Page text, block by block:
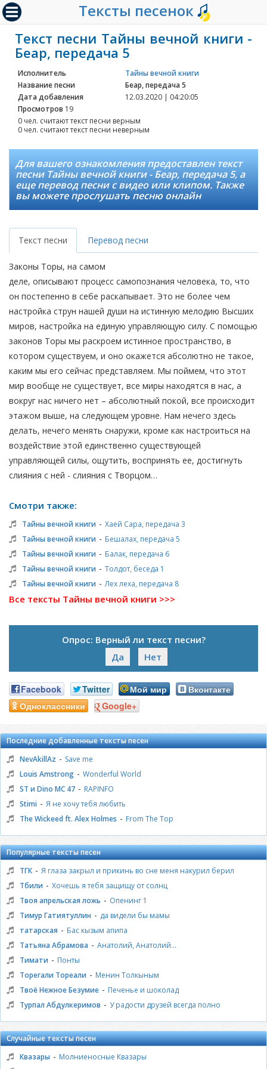
Тексты песенок
Текст песни Тайны вечной книги -
Беар, передача 5
Исполнитель
Тайны вечной книги
Название песни
Беар, передача 5
Дата добавления
12.03.2020 | 04:20:05
Просмотров 19
0 чел. считают текст песни верным
0 чел. считают текст песни неверным
Для вашего ознакомления предоставлен текст
песни Тайны вечной книги - Беар, передача 5, а
еще перевод песни с видео или клипом. Также
вы можете прослушать песню онлайн
Текст песни Перевод песни
Законы Торы, на самом
деле, описывают процесс самопознания человека, то, что
он постепенно в себе раскапывает. Это не более чем
настройка струн нашей души на истинную мелодию Высших
миров, настройка на единую управляющую силу. С помощью
законов Торы мы раскроем истинное пространство, в
котором существуем, и оно окажется абсолютно не такое,
каким мы его сейчас представляем. Мы поймем, что этот
мир вообще не существует, все миры находятся в нас, а
вокруг нас ничего нет – абсолютный покой, все происходит
этажом выше, на следующем уровне. Нам нечего здесь
делать, нечего менять снаружи, кроме как настроиться на
воздействие этой единственно существующей
управляющей силы, ощутить, воспринять ее, достигнуть
слияния с ней - слияния с Творцом…
Смотри также:
Тайны вечной книги - Хаей Сара, передача 3
Тайны вечной книги - Бешалах, передача 5
Тайны вечной книги - Балак, передача 6
Тайны вечной книги - Толдот, беседа 1
Тайны вечной книги - Лех леха, передача 8
Все тексты Тайны вечной книги >>>
Опрос: Верный ли текст песни?
Да
Нет
Facebook Twitter Мой мир
Вконтакте
Одноклассники
Google+
Последние добавленные тексты песен
NevAkillAz - Save me
Louis Amstrong - Wonderful World
ST и Dino MC 47 - RAPINFO
Stimi - Я не хочу тебя любить
The Wickeed ft. Alex Holmes - From The Top
Популярные тексты песен
ТГК - Я глаза закрыл и прикинь во сне меня накурил берил
Тбили - Хочешь я тебя защищу от солнц
Твоя апрельская ложь - Опенинг 1
Тимур Гатиятуллин - да видели бы мамы
татарская - Бас кызым апипа
Татьяна Абрамова - Анатолий, Анатолий...
Тимати - Понты
Торегали Тореали - Менин Толкыным
Твоё Нежное Безумие - Печенье и шоколад
Турпал Абдулкеримов - У радости друзей всегда полно
Случайные тексты песен
Квазары - Молниеносные Квазары